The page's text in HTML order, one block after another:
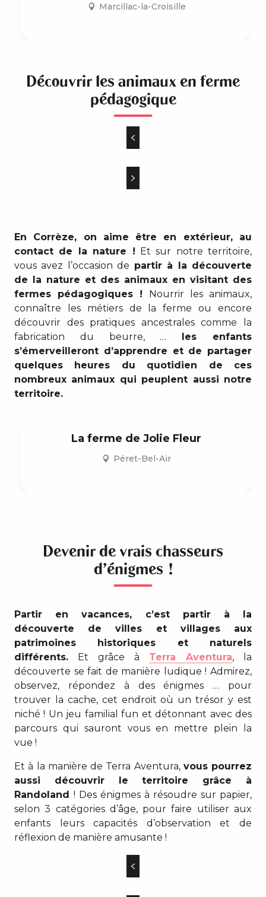
Marcillac-la-Croisille
Découvrir les animaux en ferme
pédagogique
En Corrèze, on aime être en extérieur, au
contact de la nature ! Et sur notre territoire,
vous avez l’occasion de partir à la découverte
de la nature et des animaux en visitant des
fermes pédagogiques ! Nourrir les animaux,
connaître les métiers de la ferme ou encore
découvrir des pratiques ancestrales comme la
fabrication du beurre, … les enfants
s’émerveilleront d’apprendre et de partager
quelques heures du quotidien de ces
nombreux animaux qui peuplent aussi notre
territoire.
La ferme de Jolie Fleur
Péret-Bel-Air
Devenir de vrais chasseurs
d’énigmes !
Partir en vacances, c’est partir à la
découverte de villes et villages aux
patrimoines historiques et naturels
différents. Et grâce à Terra Aventura, la
découverte se fait de manière ludique ! Admirez,
observez, répondez à des énigmes … pour
trouver la cache, cet endroit où un trésor y est
niché ! Un jeu familial fun et détonnant avec des
parcours qui sauront vous en mettre plein la
vue !
Et à la manière de Terra Aventura, vous pourrez
aussi découvrir le territoire grâce à
Randoland ! Des énigmes à résoudre sur papier,
selon 3 catégories d’âge, pour faire utiliser aux
enfants leurs capacités d’observation et de
réflexion de manière amusante !